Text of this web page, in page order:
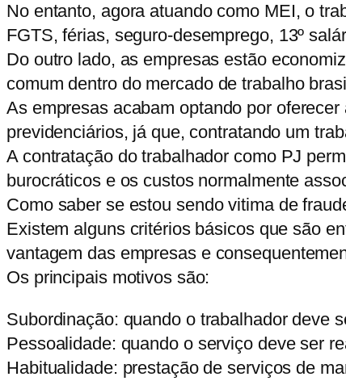
No entanto, agora atuando como MEI, o
FGTS, férias, seguro-desemprego, 13º
Do outro lado, as empresas estão
comum dentro do mercado de trabalho
As empresas acabam optando por
previdenciários, já que, contratando um
A contratação do trabalhador como PJ
burocráticos e os custos normalmente
Como saber se estou sendo vitima de
Existem alguns critérios básicos que são
vantagem das empresas e
Os principais motivos são:
Subordinação: quando o trabalhador deve
Pessoalidade: quando o serviço deve ser
Habitualidade: prestação de serviços de